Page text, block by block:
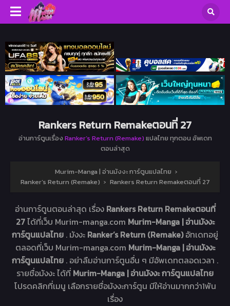
Rankers Return Remakeตอนที่ 27
อ่านการ์ตูนเรื่อง Ranker’s Return (Remake) แปลไทย ทุกตอน อัพเดท
ตอนล่าสุด
Murim-Manga | อ่านมังงะ การ์ตูนแปลไทย ›
Ranker’s Return (Remake) › Rankers Return Remakeตอนที่ 27
อ่านการ์ตูนตอนล่าสุด เรื่อง Rankers Return Remakeตอนที่
27ได้ที่เว็บ Murim-manga.com Murim-Manga | อ่านมังงะ
การ์ตูนแปลไทย . มังงะ Ranker’s Return (Remake)อัทเดทอยู่
ตลอดที่เว็บ Murim-manga.com Murim-Manga | อ่านมังงะ
การ์ตูนแปลไทย . อย่าลืมอ่านการ์ตูนอื่น ๆ มีอัพเดทตลอดเวลา .
รายชื่อมังงะ ได้ที่ Murim-Manga | อ่านมังงะ การ์ตูนแปลไทย
โปรดคลิกที่เมนู เลือกรายชื่อมังงะการ์ตูน มีให้อ่านมากกว่า1พัน
เรื่อง